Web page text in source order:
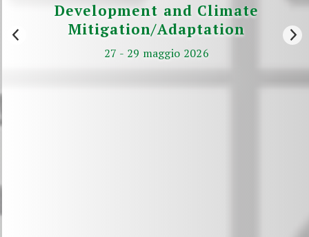
Development and Climate
Mitigation/Adaptation
27 - 29 maggio 2026